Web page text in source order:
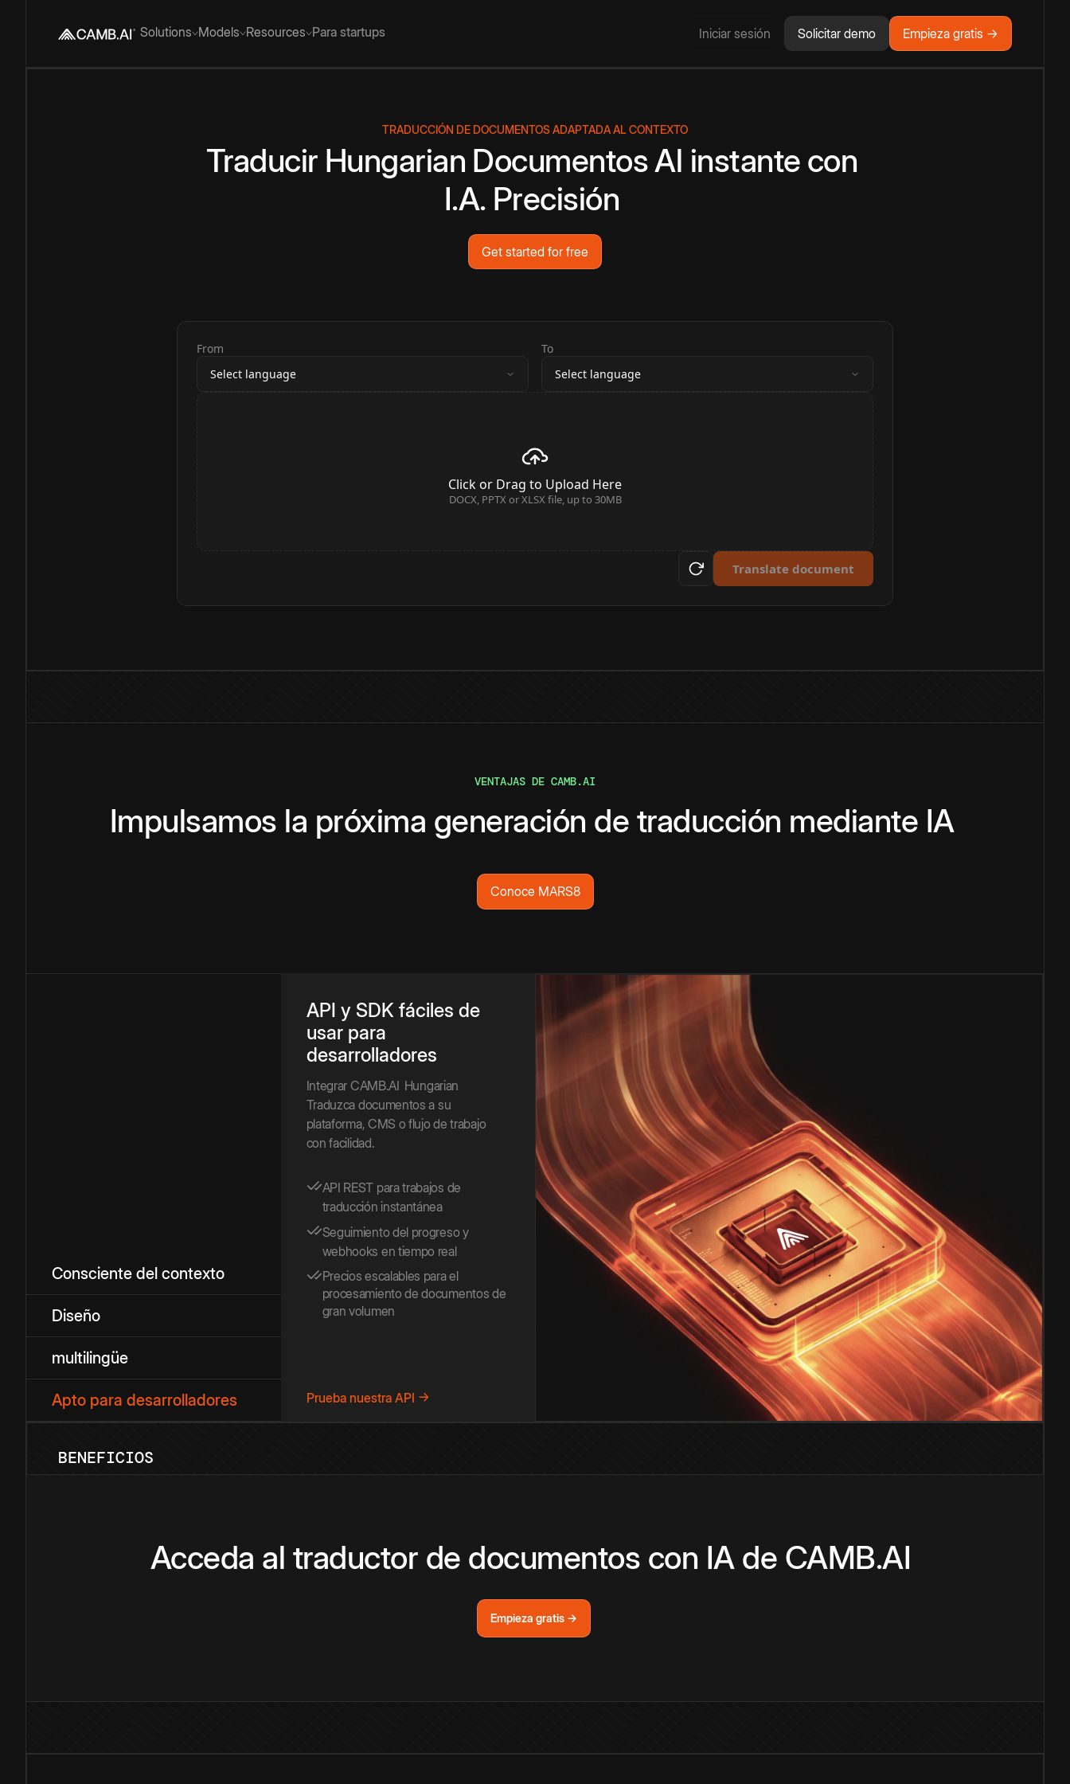
Solutions Models Resources Para startups Iniciar sesión Solicitar demo Empieza gratis →
TRADUCCIÓN DE DOCUMENTOS ADAPTADA AL CONTEXTO
Traducir Hungarian DocumentosAl instante con
I.A. Precisión
Get started for free
From
Select language
To
Select language
Click or Drag to Upload Here
DOCX, PPTX or XLSX file, up to 30MB
Translate document
VENTAJAS DE CAMB.AI
Impulsamos la próxima generación de traducción mediante IA
Conoce MARS8
Consciente del contexto
Diseño
multilingüe
Apto para desarrolladores
API y SDK fáciles de
usar para
desarrolladores
Integrar CAMB.AI Hungarian
Traduzca documentos a su
plataforma, CMS o flujo de trabajo
con facilidad.
API REST para trabajos de
traducción instantánea
Seguimiento del progreso y
webhooks en tiempo real
Precios escalables para el
procesamiento de documentos de
gran volumen
Prueba nuestra API →
BENEFICIOS
Acceda al traductor de documentos con IA de CAMB.AI
Empieza gratis →